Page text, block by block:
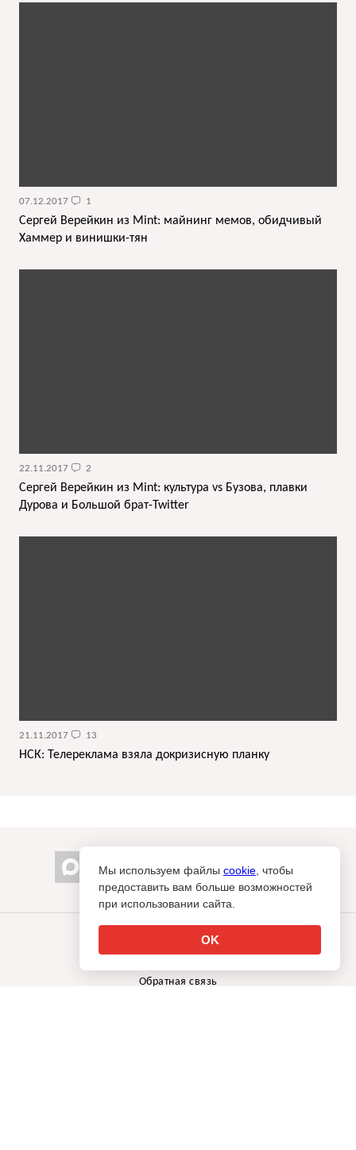
07.12.2017 1
Сергей Верейкин из Mint: майнинг мемов, обидчивый
Хаммер и винишки-тян
22.11.2017 2
Сергей Верейкин из Mint: культура vs Бузова, плавки
Дурова и Большой брат-Twitter
21.11.2017 13
НСК: Телереклама взяла докризисную планку
info@sostav.ru
+7 (495) 274-05-25
Контакты
Рекламодателям
Обратная связь
Мы используем файлы cookie , чтобы
предоставить вам больше возможностей
при использовании сайта.
OK